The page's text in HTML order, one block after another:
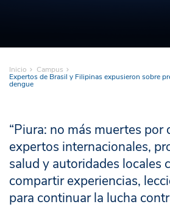
Inicio Campus
Expertos de Brasil y Filipinas expusieron sobre
dengue
“Piura: no más muertes por
expertos internacionales,
salud y autoridades locales
compartir experiencias,
para continuar la lucha